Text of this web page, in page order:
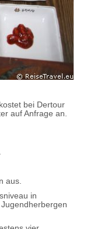
bei Dertour
auf Anfrage an.
aus.
in